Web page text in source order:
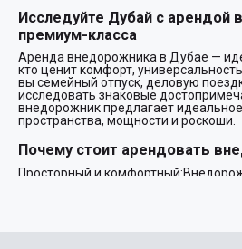
Исследуйте Дубай с арендой
премиум-класса
Аренда внедорожника в Дубае —
кто ценит комфорт,
вы семейный отпуск, деловую
исследовать знаковые
внедорожник предлагает
пространства, мощности и роскоши.
Почему стоит арендовать
Просторный и
достаточно места для пассажиров и
идеальными для групповых